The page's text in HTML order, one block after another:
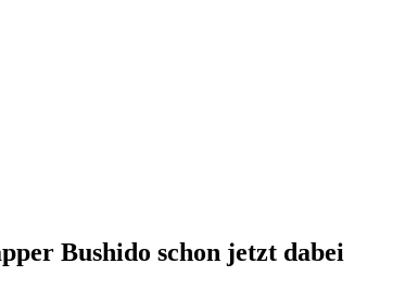
Bushido schon jetzt dabei